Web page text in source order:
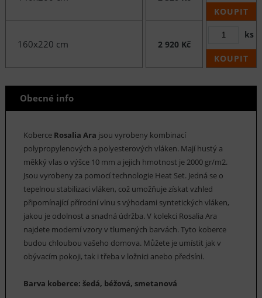
KOUPIT
160x220 cm 2 920 Kč
ks
KOUPIT
Obecné info
Koberce Rosalia Ara jsou vyrobeny kombinací
polypropylenových a polyesterových vláken. Mají hustý a
měkký vlas o výšce 10 mm a jejich hmotnost je 2000 gr/m2.
Jsou vyrobeny za pomocí technologie Heat Set. Jedná se o
tepelnou stabilizaci vláken, což umožňuje získat vzhled
připomínající přírodní vlnu s výhodami syntetických vláken,
jakou je odolnost a snadná údržba. V kolekci Rosalia Ara
najdete moderní vzory v tlumených barvách. Tyto koberce
budou chloubou vašeho domova. Můžete je umístit jak v
obývacím pokoji, tak i třeba v ložnici anebo předsíni.
Barva koberce: šedá, béžová, smetanová